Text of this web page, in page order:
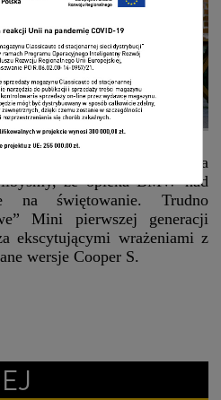
porozumienia
że opieka BMW nad
na świętowanie. Trudno
Mini pierwszej generacji
ekscytującymi wrażeniami z
wersje Cooper S.